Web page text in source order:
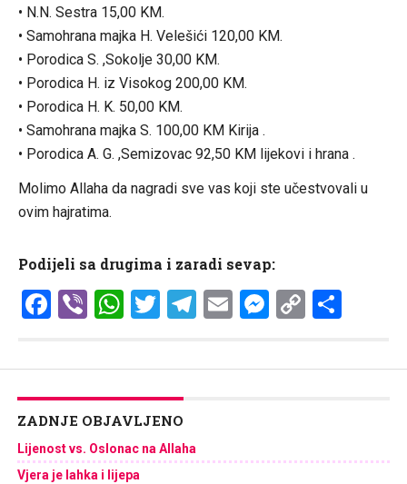
• N.N. Sestra 15,00 KM.
• Samohrana majka H. Velešići 120,00 KM.
• Porodica S. ,Sokolje 30,00 KM.
• Porodica H. iz Visokog 200,00 KM.
• Porodica H. K. 50,00 KM.
• Samohrana majka S. 100,00 KM Kirija .
• Porodica A. G. ,Semizovac 92,50 KM lijekovi i hrana .
Molimo Allaha da nagradi sve vas koji ste učestvovali u
ovim hajratima.
Podijeli sa drugima i zaradi sevap:
Facebook
ViberWhatsApp
Twitter
Telegram
EmailCopy
ZADNJE OBJAVLJENO
Lijenost vs. Oslonac na Allaha
Vjera je lahka i lijepa